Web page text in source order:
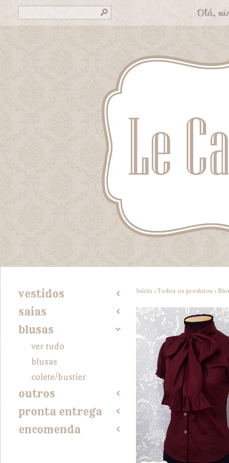
s Olá,
vestidos 2
saias 2
blusas 4
ver tudo
blusas
colete/bustier
outros 2
pronta entrega 2
encomenda 2
Início › Todos os produtos ›